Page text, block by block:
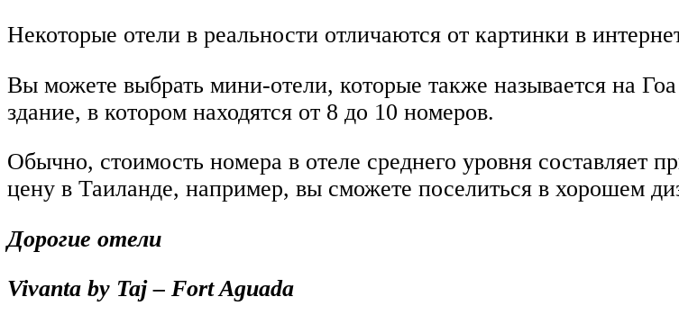
Некоторые отели в реальности отличаются от картинки в
Вы можете выбрать мини-отели, которые также называется на
здание, в котором находятся от 8 до 10 номеров.
Обычно, стоимость номера в отеле среднего уровня составляет
цену в Таиланде, например, вы сможете поселиться в хорошем
Дорогие отели
Vivanta by Taj – Fort Aguada